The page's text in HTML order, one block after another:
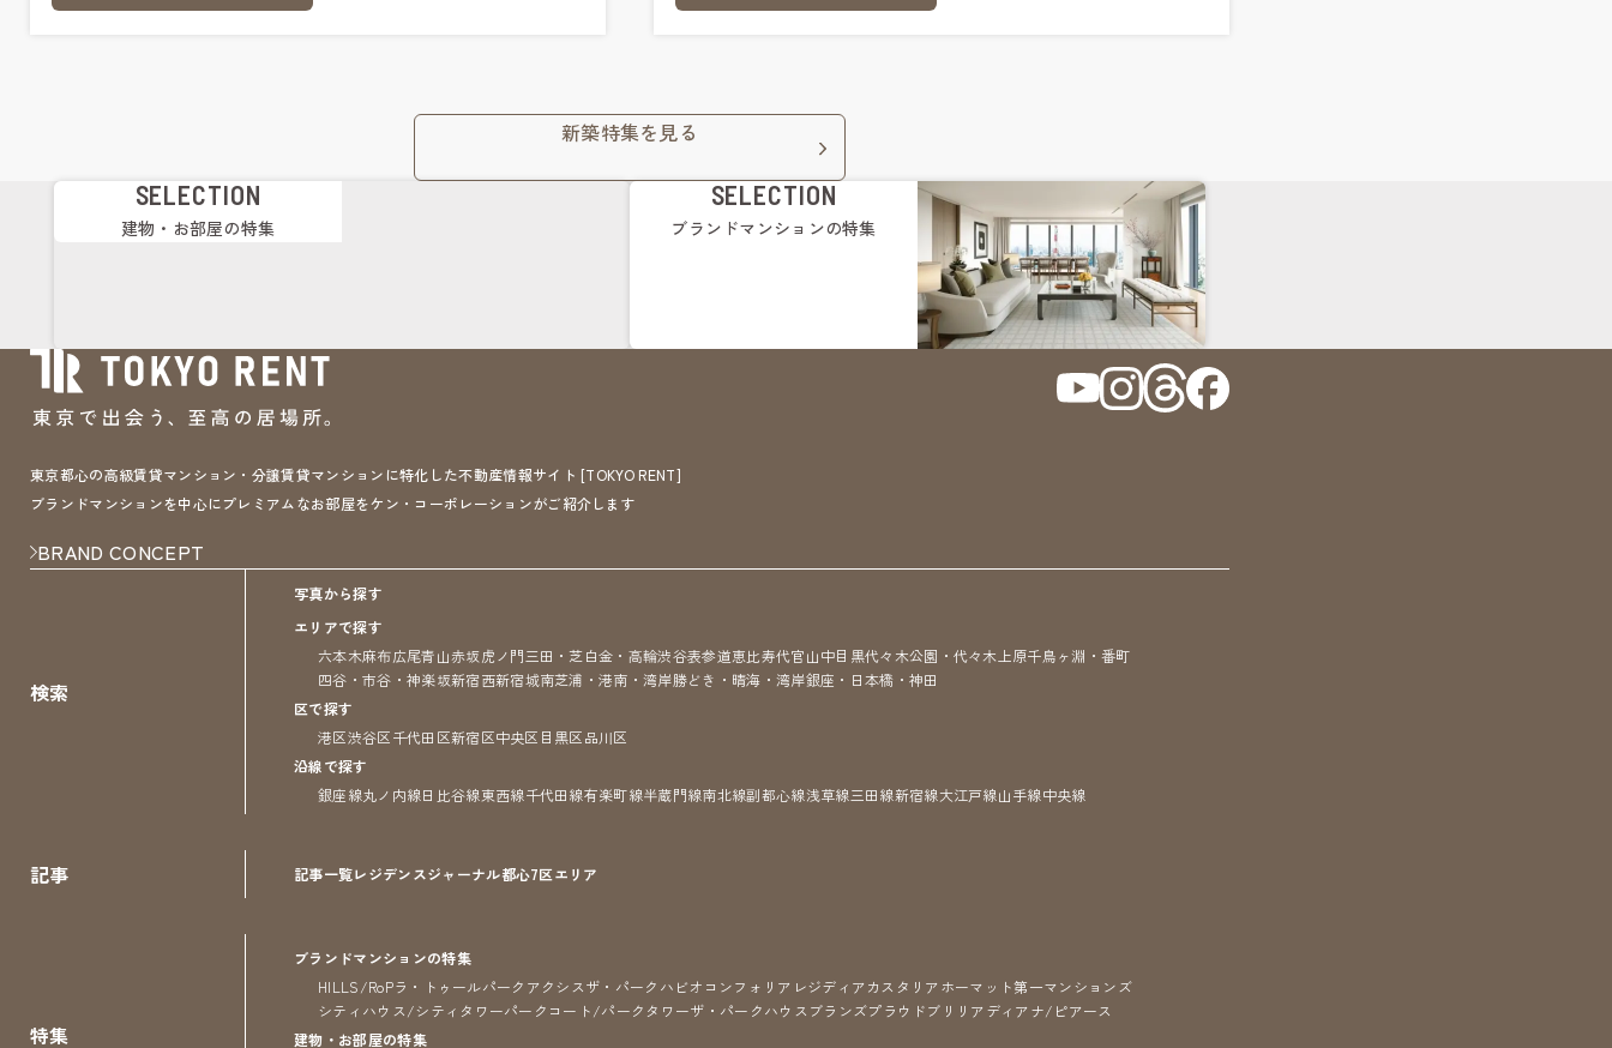
新築特集を見る
SELECTION
建物・お部屋の特集
SELECTION
ブランドマンションの特集
東京都心の高級賃貸マンション・分譲賃貸マンションに特化した不動産情報サイト [TOKYO RENT]
ブランドマンションを中心にプレミアムなお部屋をケン・コーポレーションがご紹介します
BRAND CONCEPT
検索
写真から探す
エリアで探す
六本木麻布広尾青山赤坂虎ノ門三田・芝白金・高輪渋谷表参道恵比寿代官山中目黒代々木公園・代々木上原千鳥ヶ淵・番町
四谷・市谷・神楽坂新宿西新宿城南芝浦・港南・湾岸勝どき・晴海・湾岸銀座・日本橋・神田
区で探す
港区渋谷区千代田区新宿区中央区 目黒区品川区
沿線で探す
銀座線丸ノ内線日比谷線東西線千代田線有楽町線半蔵門線南北線副都心線浅草線三田線新宿線大江戸線山手線中央線
記事 記事一覧レジデンスジャーナル都心7区エリア
特集
ブランドマンションの特集
HILLS/RoPラ・トゥールパークアクシスザ・パークハビオ コンフォリア レジディア カスタリア ホーマット第一マンションズ
シティハウス/シティタワーパークコート/パークタワーザ・パークハウス ブランズプラウドブリリア ディアナ/ピアース
建物・お部屋の特集